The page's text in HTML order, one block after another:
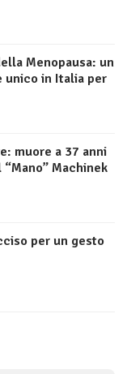
Menopausa: un
unico in Italia per
muore a 37 anni
Machinek
per un gesto